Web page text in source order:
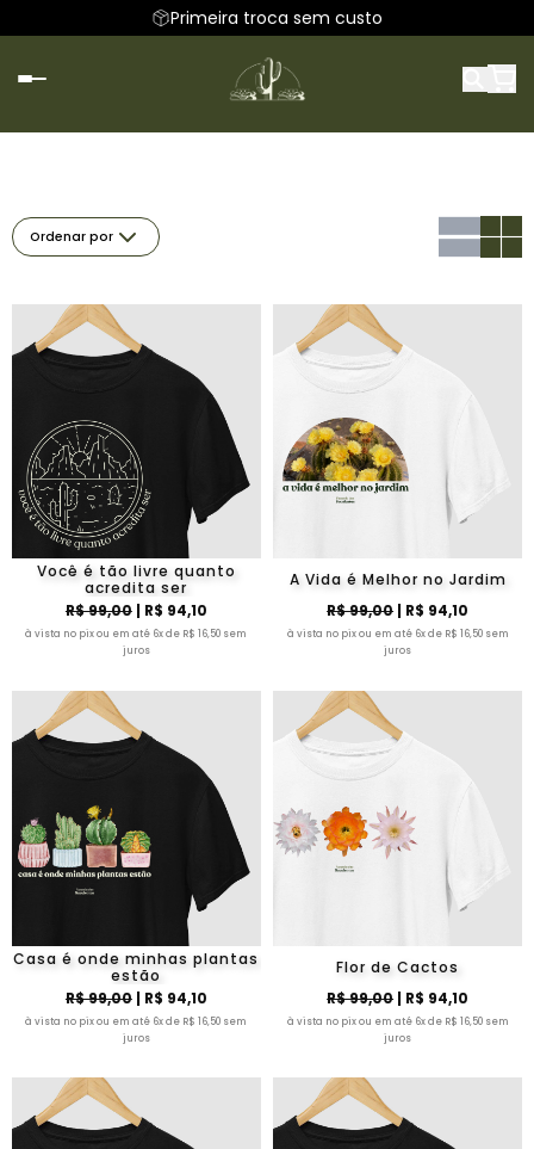
Primeira troca sem custo
Ordenar por
Você é tão livre quanto
acredita ser
R$ 99,00| R$ 94,10
à vista no pix ou em até 6x de R$ 16,50 sem
juros
A Vida é Melhor no Jardim
R$ 99,00| R$ 94,10
à vista no pix ou em até 6x de R$ 16,50 sem
juros
Casa é onde minhas plantas
estão
R$ 99,00| R$ 94,10
à vista no pix ou em até 6x de R$ 16,50 sem
juros
Flor de Cactos
R$ 99,00| R$ 94,10
à vista no pix ou em até 6x de R$ 16,50 sem
juros